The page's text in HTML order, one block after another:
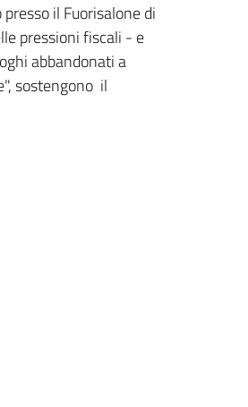
il Fuorisalone di
pressioni fiscali - e
abbandonati a
sostengono il